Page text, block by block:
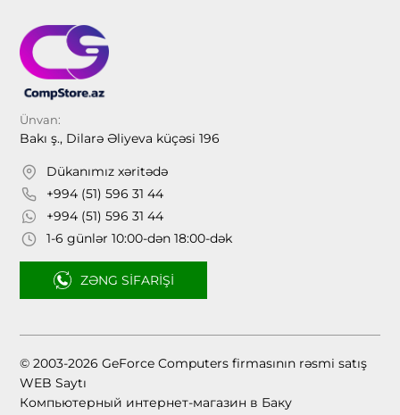
Ünvan:
Bakı ş., Dilarə Əliyeva küçəsi 196
Dükanımız xəritədə
+994 (51) 596 31 44
+994 (51) 596 31 44
1-6 günlər 10:00-dən 18:00-dək
ZƏNG SIFARIŞI
© 2003-2026 GeForce Computers firmasının rəsmi satış
WEB Saytı
Компьютерный интернет-магазин в Баку